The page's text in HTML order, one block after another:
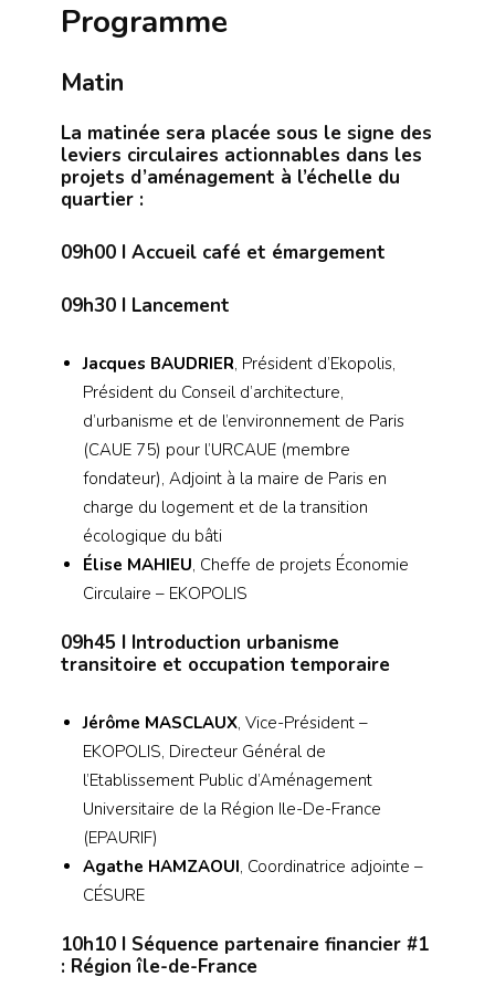
Programme
Matin
La matinée sera placée sous le signe des
leviers circulaires actionnables dans les
projets d’aménagement à l’échelle du
quartier :
09h00 I Accueil café et émargement
09h30 I Lancement
Jacques BAUDRIER, Président d’Ekopolis,
Président du Conseil d’architecture,
d’urbanisme et de l’environnement de Paris
(CAUE 75) pour l’URCAUE (membre
fondateur), Adjoint à la maire de Paris en
charge du logement et de la transition
écologique du bâti
Élise MAHIEU, Cheffe de projets Économie
Circulaire – EKOPOLIS
09h45 I Introduction urbanisme
transitoire et occupation temporaire
Jérôme MASCLAUX, Vice-Président –
EKOPOLIS, Directeur Général de
l’Etablissement Public d’Aménagement
Universitaire de la Région Ile-De-France
(EPAURIF)
Agathe HAMZAOUI, Coordinatrice adjointe –
CÉSURE
10h10 I Séquence partenaire financier #1
: Région île-de-France